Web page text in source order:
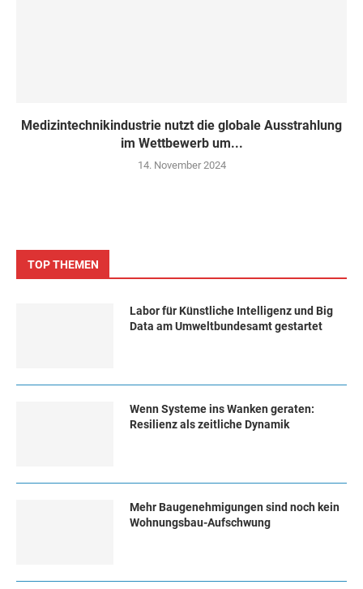
Medizintechnikindustrie nutzt die globale Ausstrahlung
im Wettbewerb um...
14. November 2024
TOP THEMEN
Labor für Künstliche Intelligenz und Big
Data am Umweltbundesamt gestartet
Wenn Systeme ins Wanken geraten:
Resilienz als zeitliche Dynamik
Mehr Baugenehmigungen sind noch kein
Wohnungsbau-Aufschwung